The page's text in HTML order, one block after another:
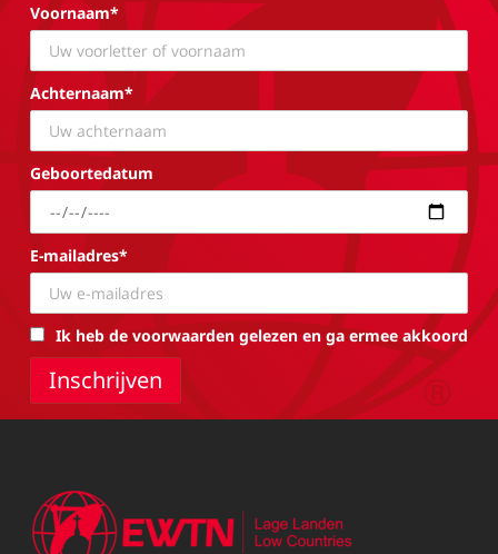
Voornaam*
Achternaam*
Geboortedatum
E-mailadres*
Ik heb de voorwaarden gelezen en ga ermee akkoord